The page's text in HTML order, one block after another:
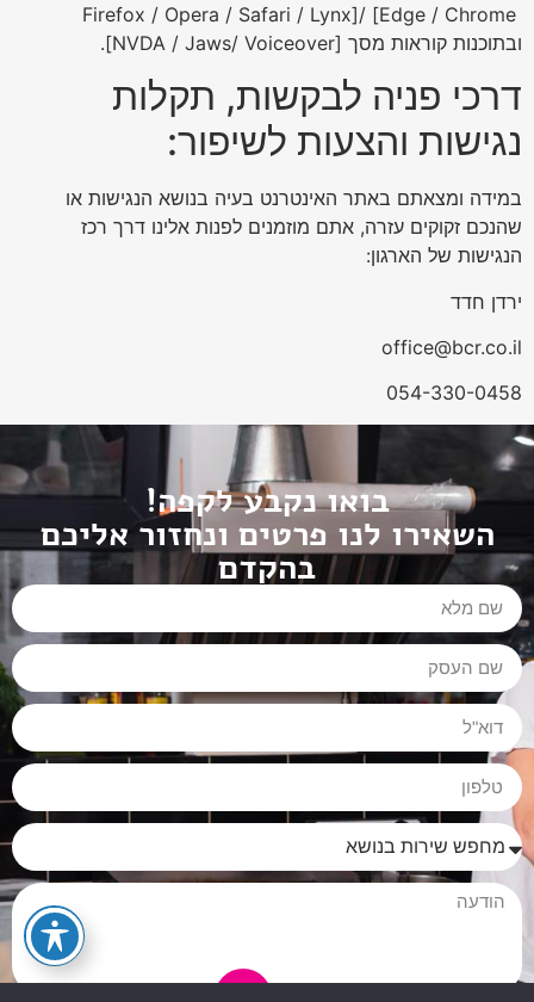
Firefox / Opera / Safari / Lynx]/ [Edge / Chrome
ובתוכנות קוראות מסך [NVDA / Jaws/ Voiceover].
דרכי פניה לבקשות, תקלות
נגישות והצעות לשיפור:
במידה ומצאתם באתר האינטרנט בעיה בנושא הנגישות או
שהנכם זקוקים עזרה, אתם מוזמנים לפנות אלינו דרך רכז
הנגישות של הארגון:
ירדן חדד
office@bcr.co.il
054-330-0458
בואו נקבע לקפה!
השאירו לנו פרטים ונחזור אליכם
בהקדם